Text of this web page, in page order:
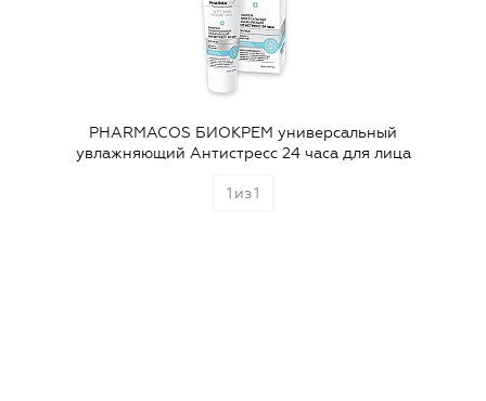
PHARMACOS БИОКРЕМ универсальный
увлажняющий Антистресс 24 часа для лица
1 из1